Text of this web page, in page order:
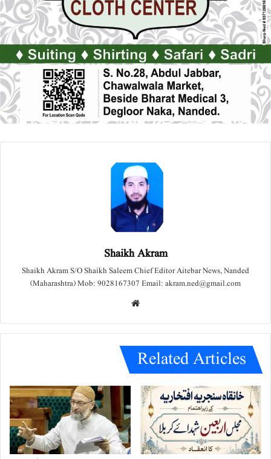
Shaikh Akram
Shaikh Akram S/O Shaikh Saleem Chief Editor Aitebar News, Nanded
(Maharashtra) Mob: 9028167307 Email: akram.ned@gmail.com
e
Related Articles